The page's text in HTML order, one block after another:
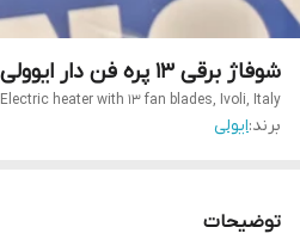
شوفاژ برقی ۱۳ پره فن دار ایوولی ایتالیا
Electric heater with 13 fan blades, Ivoli, Italy
برند:ایولی
توضیحات